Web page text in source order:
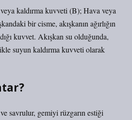
kaldırma kuvveti (B); Hava veya
bir cisme, akışkanın ağırlığın
kuvvet. Akışkan su olduğunda,
suyun kaldırma kuvveti olarak
savrulur, gemiyi rüzgarın estiği